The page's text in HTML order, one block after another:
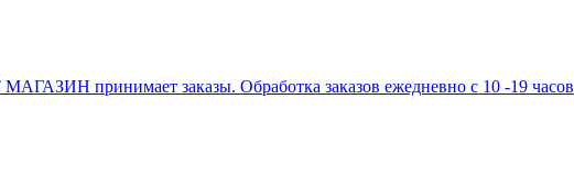
принимает заказы. Обработка заказов ежедневно с 10 -19 часов